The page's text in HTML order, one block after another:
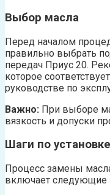
Выбор масла
Перед началом
правильно выбрать
передач Приус 20.
которое
руководстве по
Важно: При выборе
вязкость и допуски
Шаги по
Процесс замены
включает следующие